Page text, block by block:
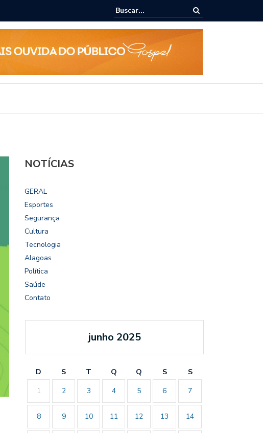
Chico Filho vai disputar o mandato de deputado federal nas eleições 2026
NOTÍCIAS
GERAL
Esportes
Segurança
Cultura
Tecnologia
Alagoas
Política
Saúde
Contato
junho 2025
D S T Q Q S
S
1
2 3 4 5 6 7
8 9 10 11 12 13 14